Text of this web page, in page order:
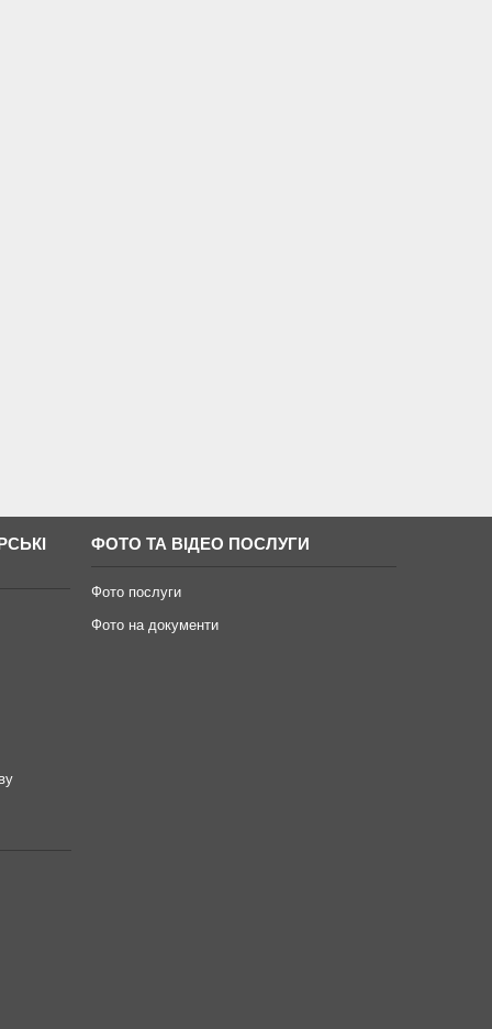
ФОТО ТА ВІДЕО ПОСЛУГИ
Фото послуги
Фото на документи